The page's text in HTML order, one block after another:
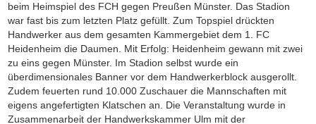
beim Heimspiel des FCH gegen Preußen Münster. Das Stadion
war fast bis zum letzten Platz gefüllt. Zum Topspiel drückten
Handwerker aus dem gesamten Kammergebiet dem 1. FC
Heidenheim die Daumen. Mit Erfolg: Heidenheim gewann mit zwei
zu eins gegen Münster. Im Stadion selbst wurde ein
überdimensionales Banner vor dem Handwerkerblock ausgerollt.
Zudem feuerten rund 10.000 Zuschauer die Mannschaften mit
eigens angefertigten Klatschen an. Die Veranstaltung wurde in
Zusammenarbeit der Handwerkskammer Ulm mit der